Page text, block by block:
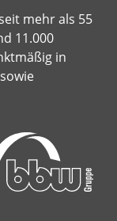
mehr als 55
11.000
in